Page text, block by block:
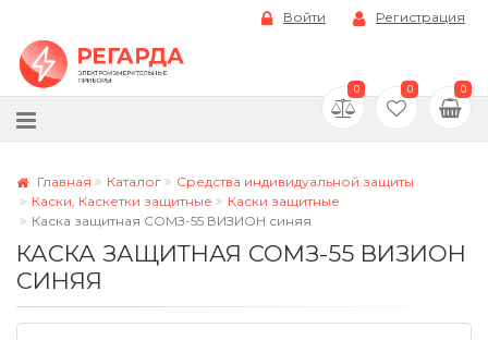
Войти Регистрация
0 0 0
Главная Каталог
Средства индивидуальной защиты
Каски, Каскетки защитные
Каски защитные
Каска защитная СОМЗ-55 ВИЗИОН синяя
КАСКА ЗАЩИТНАЯ СОМЗ-55 ВИЗИОН
СИНЯЯ